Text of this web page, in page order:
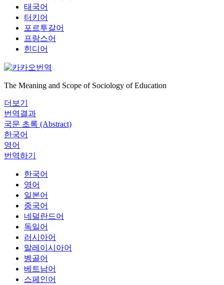
태국어
터키어
포르투갈어
프랑스어
힌디어
The Meaning and Scope of Sociology of Education
더보기
번역결과
국문 초록 (Abstract)
한국어
영어
번역하기
한국어
영어
일본어
중국어
네덜란드어
독일어
러시아어
말레이시아어
벵골어
베트남어
스페인어